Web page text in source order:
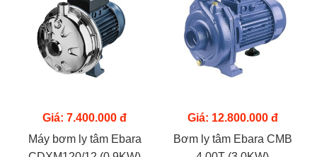
Giá: 7.400.000 đ
Máy bơm ly tâm Ebara
Giá: 12.800.000 đ
Bơm ly tâm Ebara CMB